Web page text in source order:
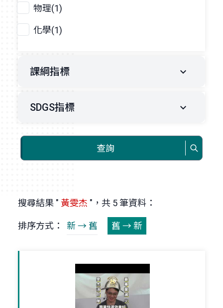
物理(1)
化學(1)
課綱指標
SDGS指標
查詢
搜尋結果 " 黃雯杰 "，共 5 筆資料：
排序方式： 新 → 舊 舊 → 新